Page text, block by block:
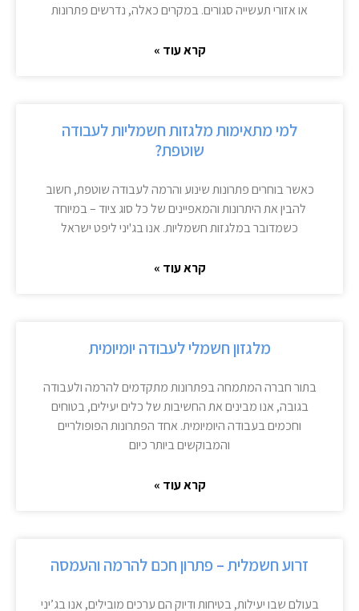
או אזורי תעשייה סגורים. במקרים כאלה, נדרשים פתרונות
קרא עוד »
למי מתאימות מלגזות חשמליות לעבודה
שוטפת?
כאשר בוחרים פתרונות שינוע והרמה לעבודה שוטפת, חשוב
להבין את היתרונות והמאפיינים של כל סוג ציוד – במיוחד
כשמדובר במלגזות חשמליות. אנו בג'יני ליפט ישראל
קרא עוד »
מלגזון חשמלי לעבודה יומיומית
בתור חברה המתמחה בפתרונות מתקדמים להרמה ולעבודה
בגובה, אנו מבינים את החשיבות של כלים יעילים, בטוחים
וחכמים בעבודה היומיומית. אחד הפתרונות הפופולריים
והמבוקשים ביותר כיום
קרא עוד »
זרוע חשמלית – פתרון חכם להרמה והעמסה
בעולם שבו יעילות, בטיחות ודיוק הם ערכים מובילים, אנו בג’יני